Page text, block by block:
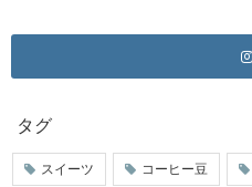
タグ
スイーツ コーヒー豆